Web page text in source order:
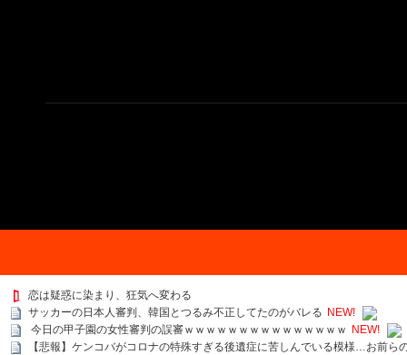
恋は疑惑に染まり、狂気へ変わる
サッカーの日本人審判、韓国とつるみ不正してたのがバレる NEW!
今日の甲子園の女性審判の誤審ｗｗｗｗｗｗｗｗｗｗｗｗｗｗｗ
NEW!
【悲報】ケンコバがコロナの特殊すぎる後遺症に苦しんでいる模様…お前ら